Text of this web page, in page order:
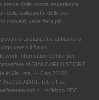
nasce dalla nostra esperienza
della solidarietà, delle pari
convinti, vada fatta più
o anziani, che abbiamo la
verso il futuro.
Information Center per
di GIANCARLO STORTI
in Via Litta, 4- Cap 26100
Tel. e Fax
; indirizzo PEC